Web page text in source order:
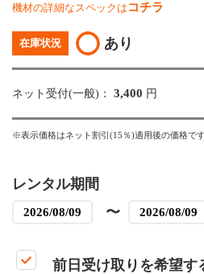
機材の詳細なスペックは コチラ
在庫状況 あり
ネット受付(一般)： 3,400 円
※表示価格はネット割引(15％)適用後の価格です
レンタル期間
〜
前日受け取りを希望す